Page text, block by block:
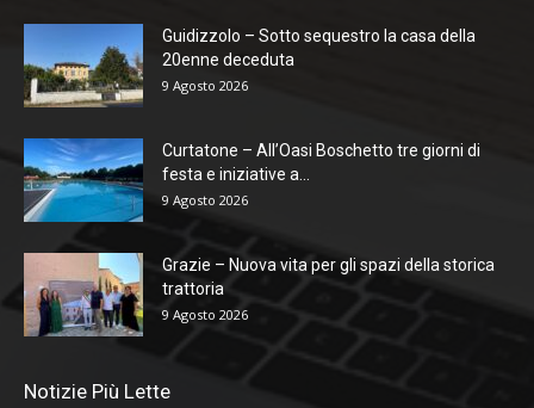
Guidizzolo – Sotto sequestro la casa della
20enne deceduta
9 Agosto 2026
Curtatone – All’Oasi Boschetto tre giorni di
festa e iniziative a...
9 Agosto 2026
Grazie – Nuova vita per gli spazi della storica
trattoria
9 Agosto 2026
Notizie Più Lette